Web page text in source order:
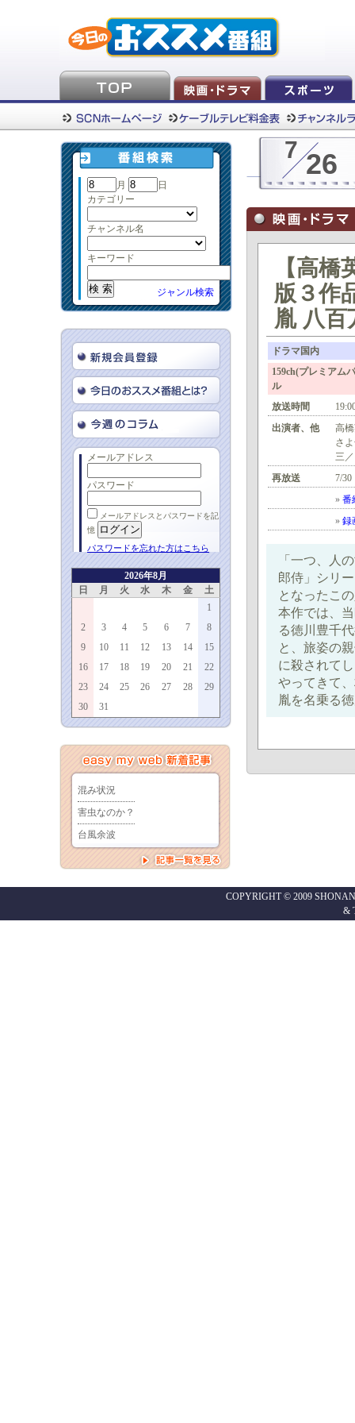
月
日
カテゴリー
チャンネル名
キーワード
ジャンル検索
メールアドレス
パスワード
メールアドレスとパスワードを記
憶
パスワードを忘れた方はこちら
2026年8月
日
月 火 水 木 金
土
1
2
3 4 5 6 7
8
9
10 11 12 13 14
15
16
17 18 19 20 21
22
23
24 25 26 27 28
29
30
31
7 26
【高
版３作
胤 八
ドラマ国内
159ch(プレミア
ル
放送時間
出演者、他
高
さ
三
再放送
7/
» 番
» 録
「一つ、人
郎侍」シリ
となったこ
本作では、
る徳川豊千
と、旅姿の
に殺されて
やってきて
胤を名乗る
COPYRIGHT © 2009
&